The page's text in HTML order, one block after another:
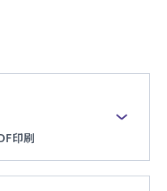
のお知らせ
印刷